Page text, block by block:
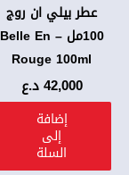
عطر بيلي ان روج
100مل – Belle En
Rouge 100ml
42,000د.ع
إضافة
إلى
السلة